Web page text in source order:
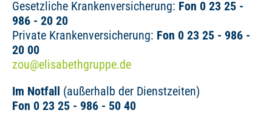
Gesetzliche Krankenversicherung: Fon 0 23 25 -
986 - 20 20
Private Krankenversicherung: Fon 0 23 25 - 986 -
20 00
zou@elisabethgruppe.de
Im Notfall (außerhalb der Dienstzeiten)
Fon 0 23 25 - 986 - 50 40